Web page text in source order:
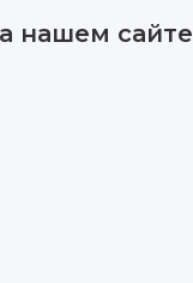
нашем сайте